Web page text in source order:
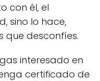
con él, el
sino lo hace,
que desconfíes.
interesado en
certificado de